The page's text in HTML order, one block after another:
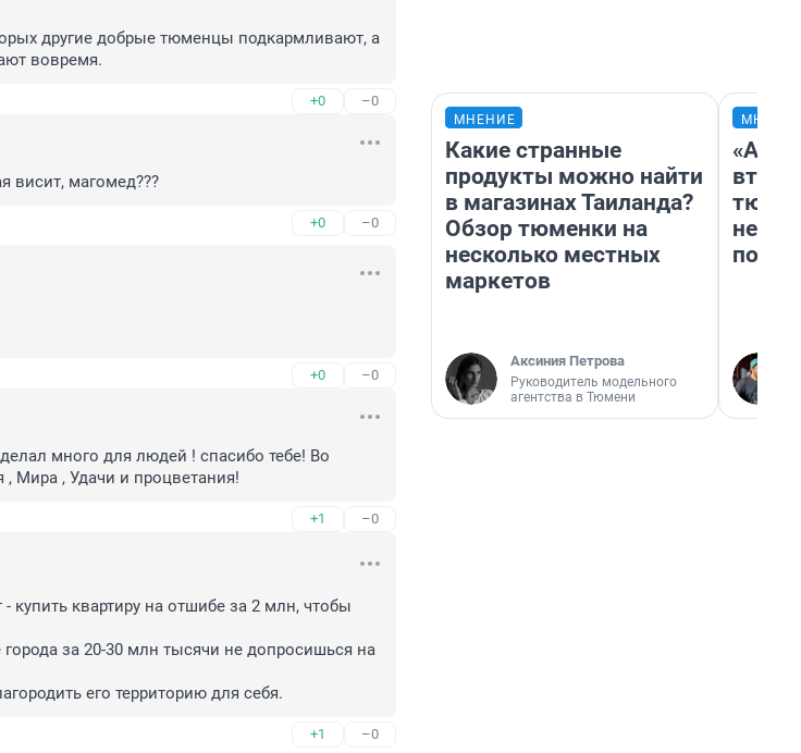
другие добрые тюменцы подкармливают, а
вовремя.
+0 –0
висит, магомед???
+0 –0
+0 –0
много для людей ! спасибо тебе! Во
Мира , Удачи и процветания!
+1 –0
купить квартиру на отшибе за 2 млн, чтобы
за 20-30 млн тысячи не допросишься на
его территорию для себя.
+1 –0
МНЕНИЕ
Какие странные
продукты можно найти
в магазинах Таиланда?
Обзор тюменки на
несколько местных
маркетов
Аксиния Петрова
Руководитель модельного
агентства в Тюмени